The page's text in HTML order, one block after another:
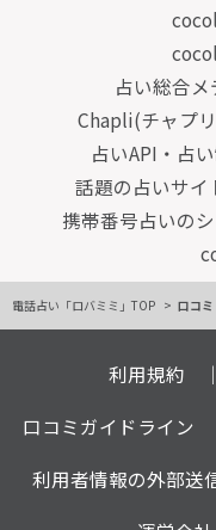
占い総合
Chapli(チャプ
占いAPI・占
話題の占いサイ
携帯番号占いの
電話占い「ロバミミ」TOP 口コ
利用規約
口コミガイドライン
利用者情報の外部送